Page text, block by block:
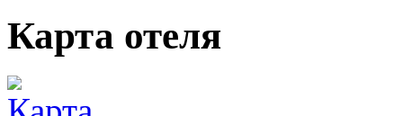
Карта отеля